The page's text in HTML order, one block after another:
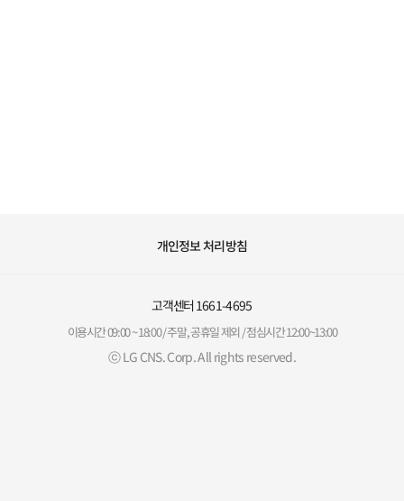
개인정보 처리방침
고객센터1661-4695
이용시간 09:00 ~ 18:00 / 주말, 공휴일 제외 / 점심시간 12:00~13:00
ⓒ LG CNS. Corp. All rights reserved.